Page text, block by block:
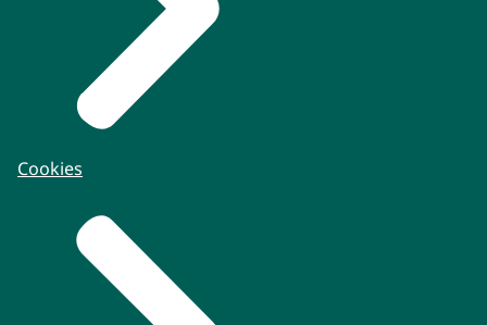
Cookies